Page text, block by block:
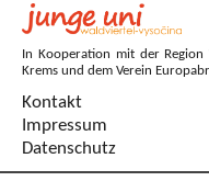
In Kooperation mit der
Krems und dem Verein
Kontakt
Impressum
Datenschutz